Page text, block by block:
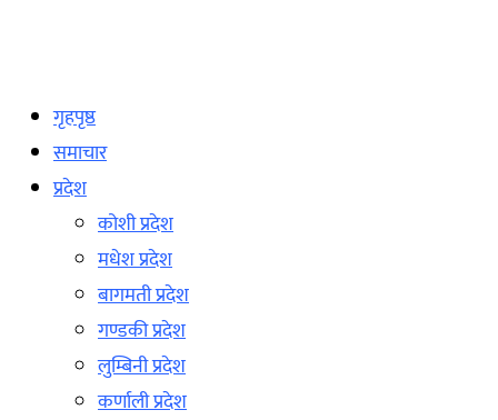
गृहपृष्ठ
समाचार
प्रदेश
कोशी प्रदेश
मधेश प्रदेश
बागमती प्रदेश
गण्डकी प्रदेश
लुम्बिनी प्रदेश
कर्णाली प्रदेश